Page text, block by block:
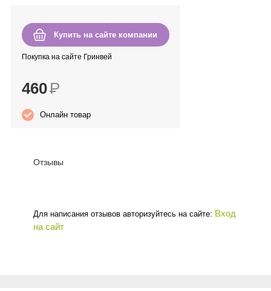
Intilia
Enjoy Care
Купить на сайте компании
Покупка на сайте Гринвей
460Р
Онлайн товар
Отзывы
Для написания отзывов авторизуйтесь на сайте: Вход
на сайт